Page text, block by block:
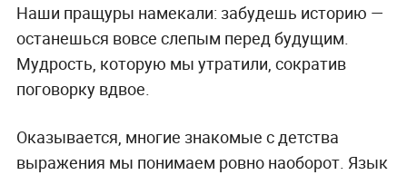
Наши пращуры намекали: забудешь историю —
останешься вовсе слепым перед будущим.
Мудрость, которую мы утратили, сократив
поговорку вдвое.
Оказывается, многие знакомые с детства
выражения мы понимаем ровно наоборот. Язык